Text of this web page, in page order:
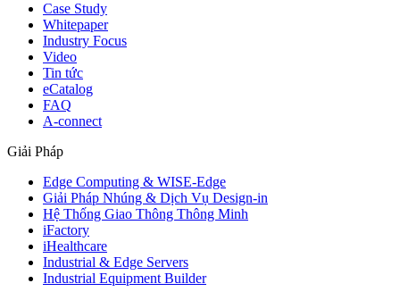
Case Study
Whitepaper
Industry Focus
Video
Tin tức
eCatalog
FAQ
A-connect
Giải Pháp
Edge Computing & WISE-Edge
Giải Pháp Nhúng & Dịch Vụ Design-in
Hệ Thống Giao Thông Thông Minh
iFactory
iHealthcare
Industrial & Edge Servers
Industrial Equipment Builder